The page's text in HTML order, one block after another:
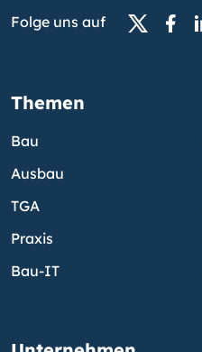
Folge uns auf
Themen
Bau
Ausbau
TGA
Praxis
Bau-IT